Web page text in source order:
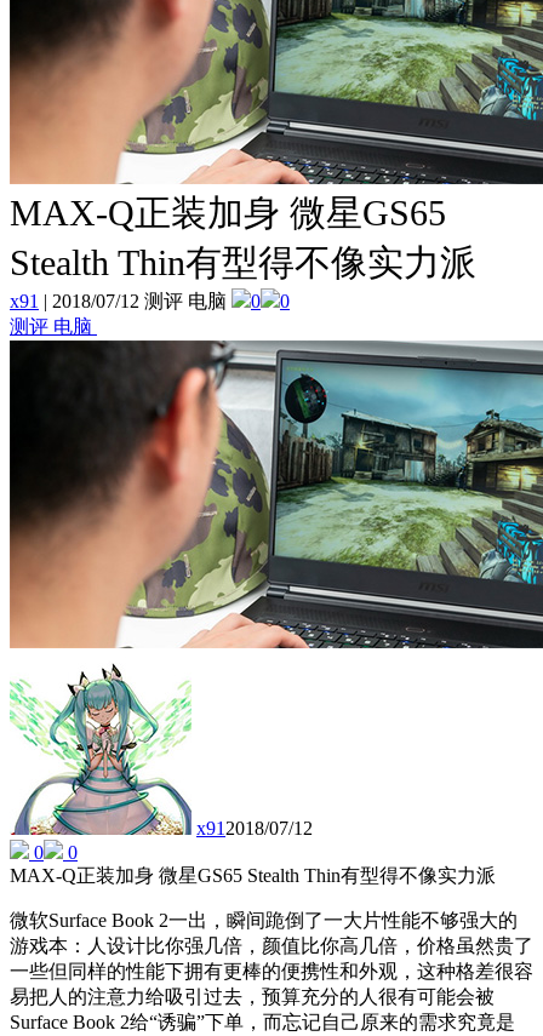
MAX-Q正装加身 微星GS65
Stealth Thin有型得不像实力派
x91 | 2018/07/12 测评 电脑 0
0
测评 电脑
x912018/07/12
0
0
MAX-Q正装加身 微星GS65 Stealth Thin有型得不像实力派
微软Surface Book 2一出，瞬间跪倒了一大片性能不够强大的
游戏本：人设计比你强几倍，颜值比你高几倍，价格虽然贵了
一些但同样的性能下拥有更棒的便携性和外观，这种格差很容
易把人的注意力给吸引过去，预算充分的人很有可能会被
Surface Book 2给“诱骗”下单，而忘记自己原来的需求究竟是